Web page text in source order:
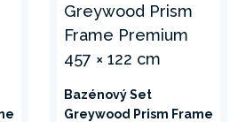
súlad medzi
a štýlom.
pomer medzi
Bazénový Set
Greywood Prism Frame